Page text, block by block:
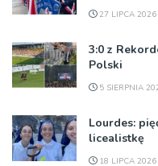
27 LIPCA 2026
3:0 z
Polski
5 SIERPNIA
Lourdes:
licealistkę
18 LIPCA 2026